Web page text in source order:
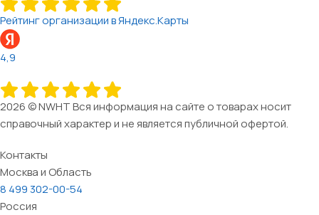
Рейтинг организации в Яндекс.Карты
4,9
2026 © NWHT Вся информация на сайте о товарах носит
справочный характер и не является публичной офертой.
Контакты
Москва и Область
8 499 302-00-54
Россия